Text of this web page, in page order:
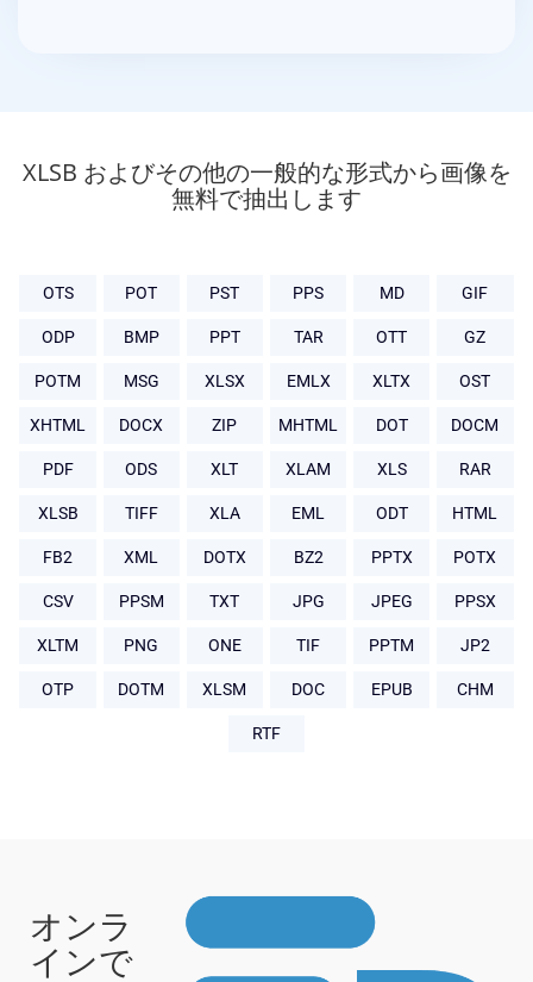
XLSB およびその他の一般的な形式から画像を
無料で抽出します
OTS POT PST PPS MD GIF
ODP BMP PPT TAR OTT GZ
POTM MSG XLSX EMLX XLTX OST
XHTML DOCX ZIP MHTML DOT DOCM
PDF ODS XLT XLAM XLS RAR
XLSB TIFF XLA EML ODT HTML
FB2 XML DOTX BZ2 PPTX POTX
CSV PPSM TXT JPG JPEG PPSX
XLTM PNG ONE TIF PPTM JP2
OTP DOTM XLSM DOC EPUB CHM
RTF
オンラ
インで